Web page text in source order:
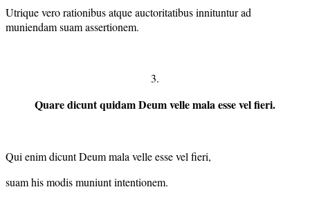
Utrique vero rationibus atque auctoritatibus innituntur ad
muniendam suam assertionem.
3.
Quare dicunt quidam Deum velle mala esse vel fieri.
Qui enim dicunt Deum mala velle esse vel fieri,
suam his modis muniunt intentionem.